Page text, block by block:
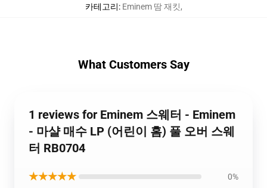
카테고리: Eminem 땀 재킷,
What Customers Say
1 reviews for Eminem 스웨터 - Eminem
- 마샬 매수 LP (어린이 홈) 풀 오버 스웨
터 RB0704
★★★★★ 0%